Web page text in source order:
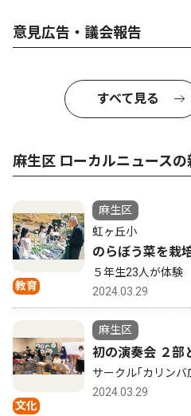
意見広告・議会報告
すべて見る
麻生区 ローカルニュース
教育
麻生区
虹ヶ丘小
のらぼう菜を栽
５年生23人が体験
2024.03.29
文化
麻生区
初の演奏会 ２部
サークル｢カリンバ
2024.03.29